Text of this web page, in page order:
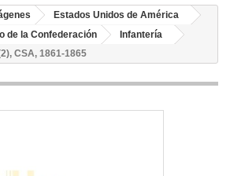
Estados Unidos de América
de la Confederación
Infantería
CSA, 1861-1865